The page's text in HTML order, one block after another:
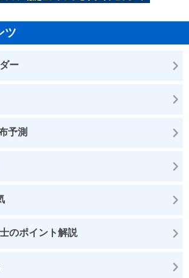
ツ
ー
予測
のポイント解説